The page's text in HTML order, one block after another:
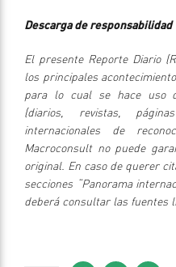
Descarga de responsabilidad
El presente Reporte Diario
los principales
para lo cual se hace uso
(diarios, revistas,
internacionales de
Macroconsult no puede
original. En caso de querer
secciones “Panorama
deberá consultar las fuentes